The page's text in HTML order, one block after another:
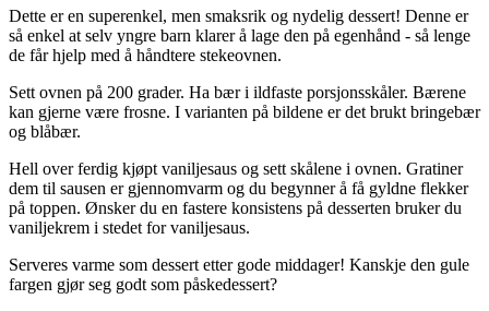
Dette er en superenkel, men smaksrik og nydelig dessert! Denne er
så enkel at selv yngre barn klarer å lage den på egenhånd - så lenge
de får hjelp med å håndtere stekeovnen.
Sett ovnen på 200 grader. Ha bær i ildfaste porsjonsskåler. Bærene
kan gjerne være frosne. I varianten på bildene er det brukt bringebær
og blåbær.
Hell over ferdig kjøpt vaniljesaus og sett skålene i ovnen. Gratiner
dem til sausen er gjennomvarm og du begynner å få gyldne flekker
på toppen. Ønsker du en fastere konsistens på desserten bruker du
vaniljekrem i stedet for vaniljesaus.
Serveres varme som dessert etter gode middager! Kanskje den gule
fargen gjør seg godt som påskedessert?